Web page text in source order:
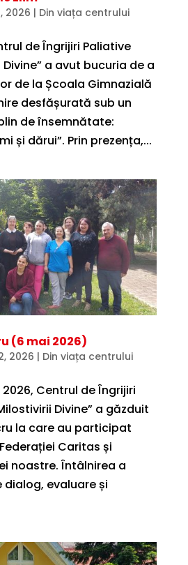
2026 | Din viața centrului
de Îngrijiri Paliative
a avut bucuria de a
de la Școala Gimnazială
desfășurată sub un
de însemnătate:
și dărui”. Prin prezența,...
(6 mai 2026)
2026 | Din viața centrului
Centrul de Îngrijiri
Divine” a găzduit
la care au participat
Caritas și
noastre. Întâlnirea a
dialog, evaluare și